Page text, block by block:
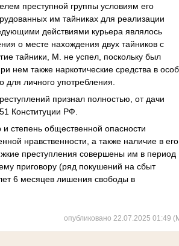
преступной группы условиям его
им тайниках для реализации
действиями курьера являлось
о месте нахождения двух тайников с
тайники, М. не успел, поскольку был
нем также наркотические средства в
для личного употребления.
признал полностью, от дачи
Конституции РФ.
степень общественной опасности
нравственности, а также наличие в его
преступления совершены им в период
приговору (ряд покушений на сбыт
6 месяцев лишения свободы в
опубликовано 22.07.2025 01:49